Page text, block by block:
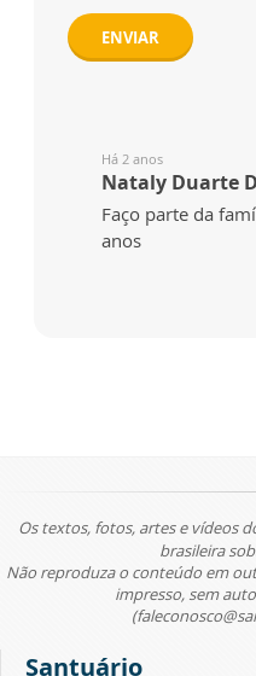
ENVIAR
Há 2 anos
Nataly Duarte
Faço parte da
anos
Os textos, fotos, artes e vídeos
brasileira
Não reproduza o conteúdo em
impresso, sem
Santuário